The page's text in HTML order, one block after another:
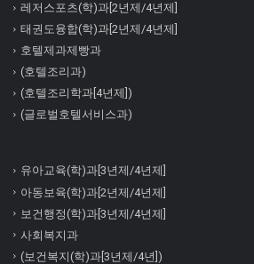
레저스포츠(학)과[2년제/4년제]
태권도융합(학)과[2년제/4년제]
호텔제과제빵과
(호텔조리과)
(호텔조리학과[4년제])
(글로벌호텔서비스과)
유아교육(학)과[3년제/4년제]
아동보육(학)과[2년제/4년제]
보건행정(학)과[3년제/4년제]
사회복지과
(보건복지(학)과[3년제/4년])